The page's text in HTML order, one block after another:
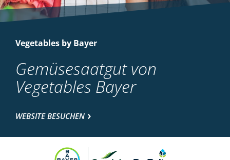
Vegetables by Bayer
Gemüsesaatgut von
Vegetables Bayer
WEBSITE BESUCHEN